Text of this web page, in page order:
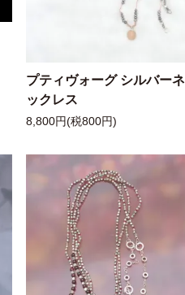
プティヴォーグ シルバーネ
ックレス
8,800円(税800円)